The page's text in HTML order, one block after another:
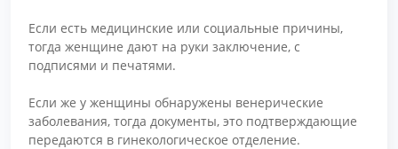
Если есть медицинские или социальные причины,
тогда женщине дают на руки заключение, с
подписями и печатями.
Если же у женщины обнаружены венерические
заболевания, тогда документы, это подтверждающие
передаются в гинекологическое отделение.